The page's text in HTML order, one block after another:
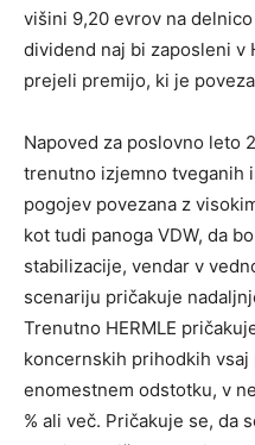
višini 9,20 evrov na
dividend naj bi zaposleni v
prejeli premijo, ki je
Napoved za poslovno leto
trenutno izjemno tveganih
pogojev povezana z
kot tudi panoga VDW, da
stabilizacije, vendar v
scenariju pričakuje
Trenutno HERMLE
koncernskih prihodkih
enomestnem odstotku, v
% ali več. Pričakuje se, da